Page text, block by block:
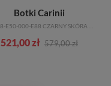
Botki Carinii
521,00 zł 579,00 zł